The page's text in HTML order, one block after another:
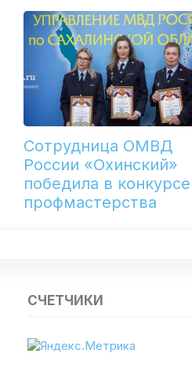
Сотрудница ОМВД
России «Охинский»
победила в конкурсе
профмастерства
СЧЕТЧИКИ